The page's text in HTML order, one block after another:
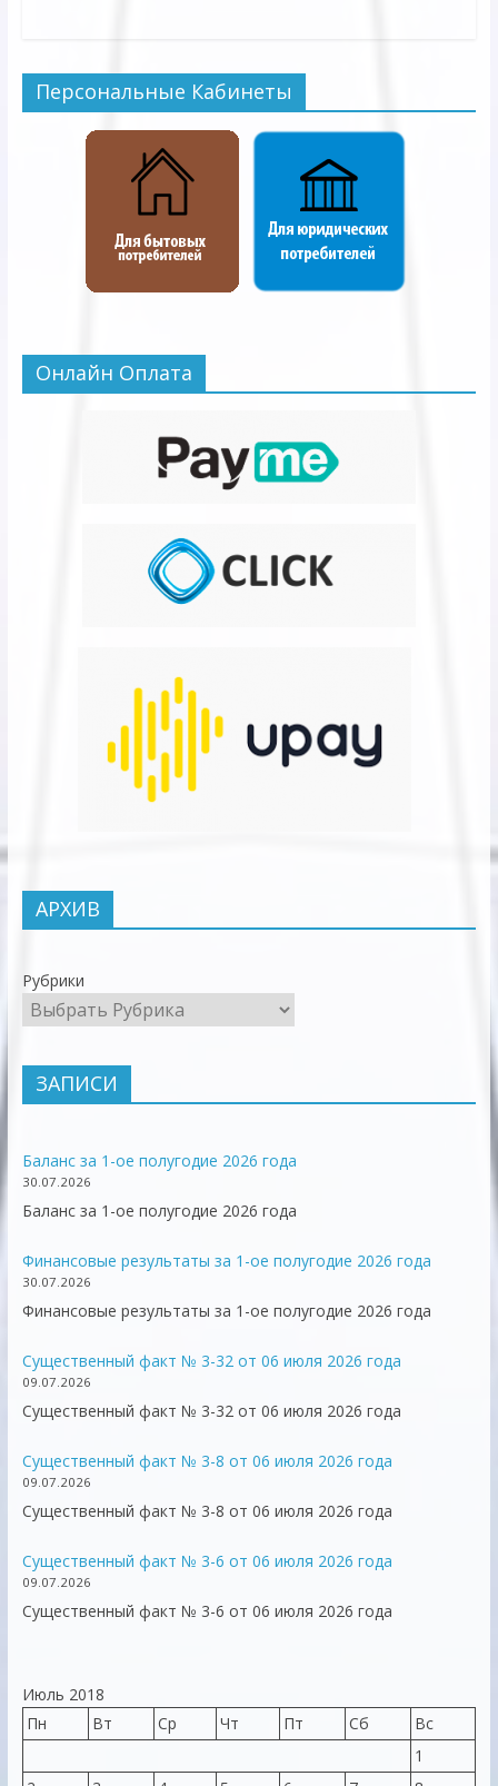
Персональные Кабинеты
Онлайн Оплата
АРХИВ
Рубрики
ЗАПИСИ
Баланс за 1-ое полугодие 2026 года
30.07.2026
Баланс за 1-ое полугодие 2026 года
Финансовые результаты за 1-ое полугодие 2026 года
30.07.2026
Финансовые результаты за 1-ое полугодие 2026 года
Существенный факт № 3-32 от 06 июля 2026 года
09.07.2026
Существенный факт № 3-32 от 06 июля 2026 года
Существенный факт № 3-8 от 06 июля 2026 года
09.07.2026
Существенный факт № 3-8 от 06 июля 2026 года
Существенный факт № 3-6 от 06 июля 2026 года
09.07.2026
Существенный факт № 3-6 от 06 июля 2026 года
Июль 2018
Пн
Вт Ср Чт Пт Сб
Вс
1